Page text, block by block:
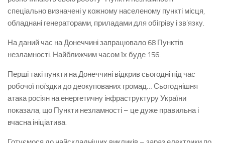
спеціально визначені у кожному населеному пункті місця,
обладнані генераторами, приладами для обігріву і зв’язку.
На даний час на Донеччині запрацювало 68 Пунктів
незламності. Найближчим часом їх буде 156.
Перші такі пункти на Донеччині відкрив сьогодні під час
робочої поїздки до деокупованих громад… Сьогоднішня
атака росіян на енергетичну інфраструктуру України
показала, що Пункти незламності – це дуже правильна і
вчасна ініціатива.